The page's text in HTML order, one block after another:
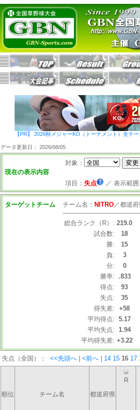
【PR】 2026秋メジャーKO（トーナメント）全チ
データ更新日： 2026/08/05
現在の表示内容
対象：
項目： 失点 ／ 表示範囲
ターゲットチーム チーム名： NITRO／都道
総合ランク（R）: 219.0
試合数:
18
勝:
15
負:
3
分:
0
勝率:
.833
得点:
93
失点:
35
得失差:
+58
平均得点: 5.17
平均失点: 1.94
平均得失差: +3.22
失点（全国）： <<先頭へ <前へ 14 15 16 17
順位 チーム名 都道府県
R